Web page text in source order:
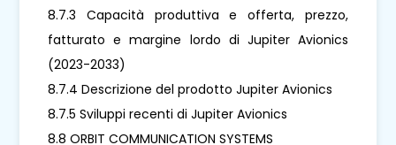
8.7.3 Capacità produttiva e offerta, prezzo,
fatturato e margine lordo di Jupiter Avionics
(2023-2033)
8.7.4 Descrizione del prodotto Jupiter Avionics
8.7.5 Sviluppi recenti di Jupiter Avionics
8.8 ORBIT COMMUNICATION SYSTEMS